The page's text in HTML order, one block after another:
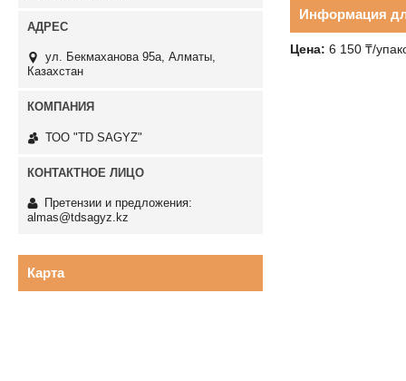
Информация
Цена: 6 150 ₸/
ул. Бекмаханова 95а, Алматы,
Казахстан
ТОО "TD SAGYZ"
Претензии и предложения:
almas@tdsagyz.kz
Карта